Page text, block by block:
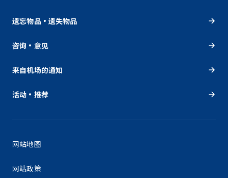
遗忘物品・遗失物品
咨询・意见
来自机场的通知
活动・推荐
网站地图
网站政策